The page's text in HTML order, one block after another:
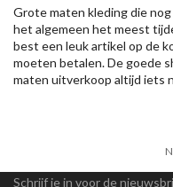
Grote maten kleding die
het algemeen het meest
best een leuk artikel op de
moeten betalen. De goede
maten uitverkoop altijd iets
Schrijf je in voor de